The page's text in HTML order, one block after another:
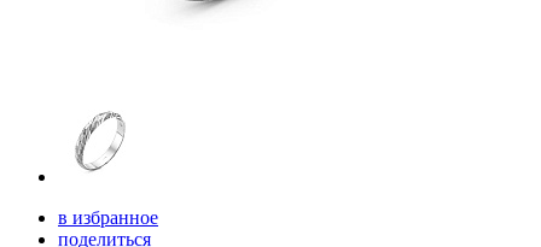
в избранное
поделиться